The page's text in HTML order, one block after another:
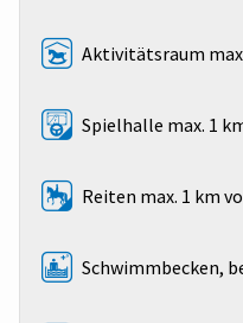
Aktivitätsraum
Spielhalle max. 1
Reiten max. 1 km
Schwimmbecken,